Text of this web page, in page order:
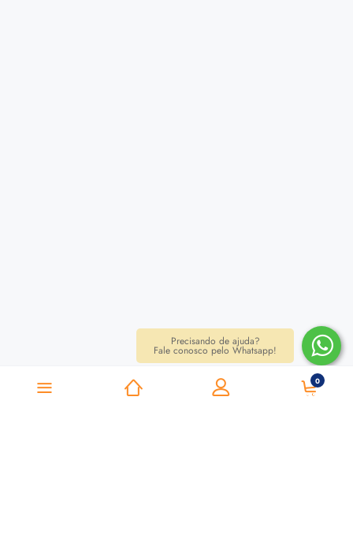
0
Precisando de ajuda?
Fale conosco pelo Whatsapp!